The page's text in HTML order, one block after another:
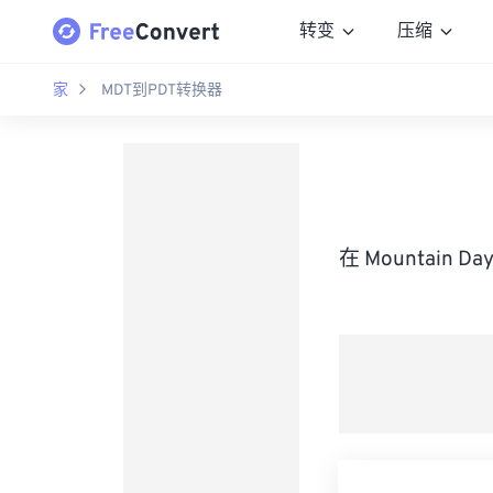
转变 压缩
家 MDT到PDT转换器
在 Mountain